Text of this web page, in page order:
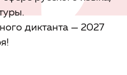
диктанта — 2027